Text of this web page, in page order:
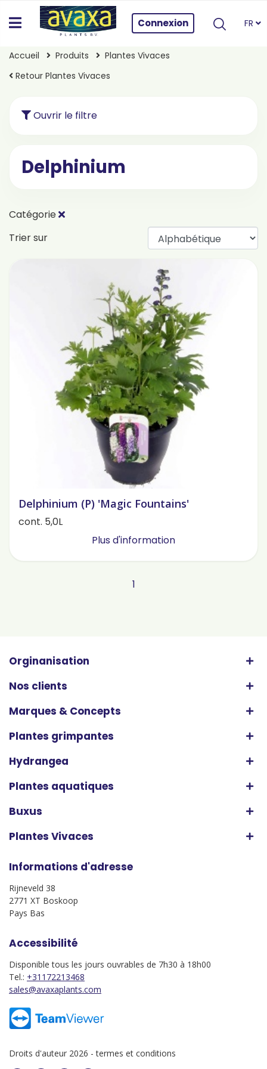
Connexion FR
Accueil Produits
Plantes Vivaces
Retour Plantes Vivaces
Ouvrir le filtre
Delphinium
Catégorie
Trier sur
Delphinium (P) 'Magic Fountains'
cont. 5,0L
Plus d'information
1
Orginanisation
Nos clients
Marques & Concepts
Plantes grimpantes
Hydrangea
Plantes aquatiques
Buxus
Plantes Vivaces
Informations d'adresse
Rijneveld 38
2771 XT Boskoop
Pays Bas
Accessibilité
Disponible tous les jours ouvrables de 7h30 à 18h00
Tel.: +31172213468
sales@avaxaplants.com
Droits d'auteur 2026 -termes et conditions